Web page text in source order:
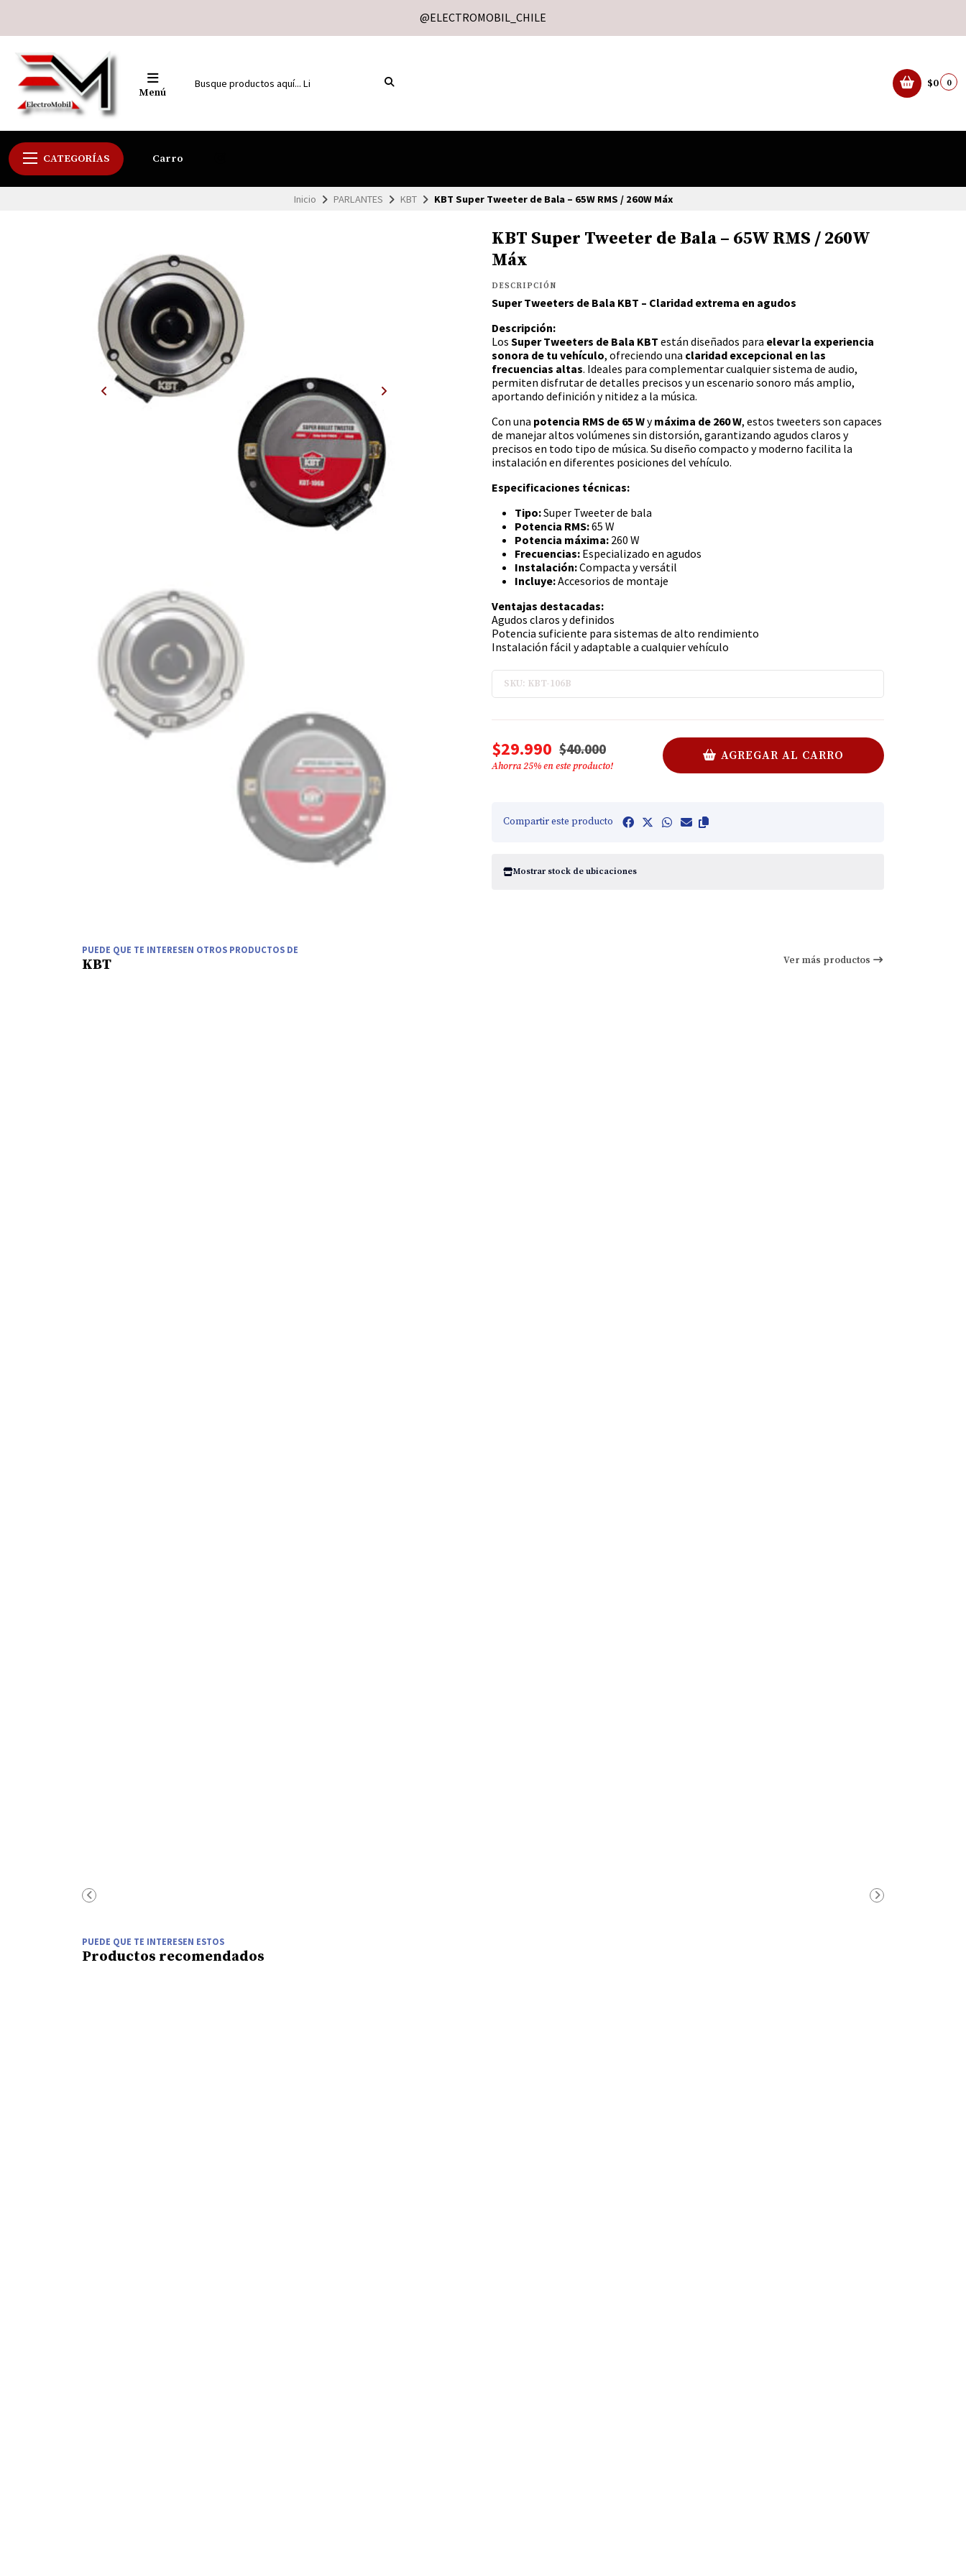
@ELECTROMOBIL_CHILE
Menú
$0 0
CATEGORÍAS Carro
Inicio PARLANTES KBT KBT Super Tweeter de Bala – 65W RMS / 260W Máx
KBT Super Tweeter de Bala – 65W RMS / 260W
Máx
DESCRIPCIÓN
Super Tweeters de Bala KBT – Claridad extrema en agudos
Descripción:
Los Super Tweeters de Bala KBT están diseñados para elevar la experiencia
sonora de tu vehículo, ofreciendo una claridad excepcional en las
frecuencias altas. Ideales para complementar cualquier sistema de audio,
permiten disfrutar de detalles precisos y un escenario sonoro más amplio,
aportando definición y nitidez a la música.
Con una potencia RMS de 65 Wymáxima de 260 W, estos tweeters son capaces
de manejar altos volúmenes sin distorsión, garantizando agudos claros y
precisos en todo tipo de música. Su diseño compacto y moderno facilita la
instalación en diferentes posiciones del vehículo.
Especificaciones técnicas:
Tipo:Super Tweeter de bala
Potencia RMS:65 W
Potencia máxima: 260 W
Frecuencias: Especializado en agudos
Instalación:Compacta y versátil
Incluye:Accesorios de montaje
Ventajas destacadas:
Agudos claros y definidos
Potencia suficiente para sistemas de alto rendimiento
Instalación fácil y adaptable a cualquier vehículo
SKU: KBT-106B
$29.990 $40.000
Ahorra25% en este producto!
AGREGAR AL CARRO
Compartir este producto
Mostrar stock de ubicaciones
PUEDE QUE TE INTERESEN OTROS PRODUCTOS DE
KBT Ver más productos
PUEDE QUE TE INTERESEN ESTOS
Productos recomendados